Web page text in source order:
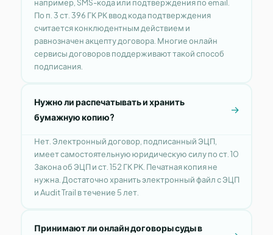
например, SMS-кода или подтверждения по email.
По п. 3 ст. 396 ГК РК ввод кода подтверждения
считается конклюдентным действием и
равнозначен акцепту договора. Многие онлайн
сервисы договоров поддерживают такой способ
подписания.
Нужно ли распечатывать и хранить
бумажную копию?
Нет. Электронный договор, подписанный ЭЦП,
имеет самостоятельную юридическую силу по ст. 10
Закона об ЭЦП и ст. 152 ГК РК. Печатная копия не
нужна. Достаточно хранить электронный файл с ЭЦП
и Audit Trail в течение 5 лет.
Принимают ли онлайн договоры суды в